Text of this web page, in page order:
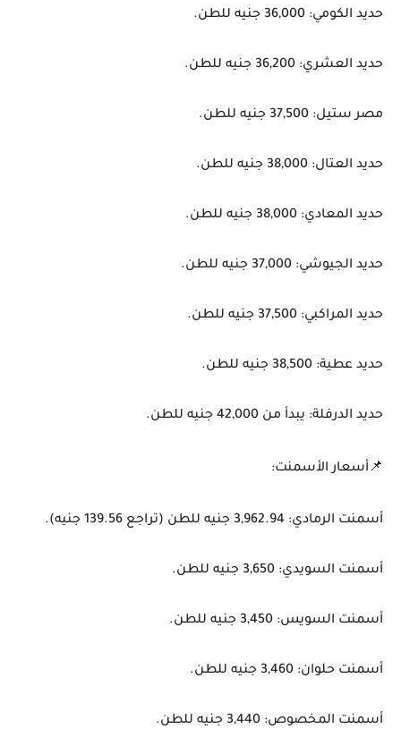
حديد الكومي: 36,000 جنيه للطن.
حديد العشري: 36,200 جنيه للطن.
مصر ستيل: 37,500 جنيه للطن.
حديد العتال: 38,000 جنيه للطن.
حديد المعادي: 38,000 جنيه للطن.
حديد الجيوشي: 37,000 جنيه للطن.
حديد المراكبي: 37,500 جنيه للطن.
حديد عطية: 38,500 جنيه للطن.
حديد الدرفلة: يبدأ من 42,000 جنيه للطن.
📌أسعار الأسمنت:
أسمنت الرمادي: 3,962.94 جنيه للطن (تراجع 139.56 جنيه).
أسمنت السويدي: 3,650 جنيه للطن.
أسمنت السويس: 3,450 جنيه للطن.
أسمنت حلوان: 3,460 جنيه للطن.
أسمنت المخصوص: 3,440 جنيه للطن.